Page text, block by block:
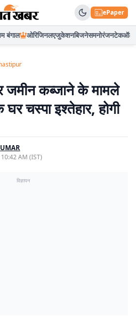
ePaper
बंगाल ओरिजिनलएजुकेशनबिजनेसमनोरंजनटेकऑटो
जमीन कब्जाने के मामले
चस्पा इश्तेहार, होगी
AM (IST)
विज्ञापन